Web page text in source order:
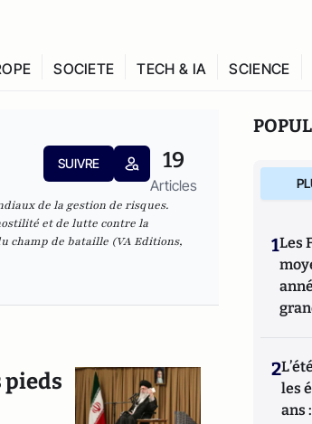
SOCIETE TECH & IA SCIENCE
SUIVRE 19
Articles
de la gestion de risques.
et de lutte contre la
champ de bataille (VA Editions,
pieds
1Les
2
les
ans